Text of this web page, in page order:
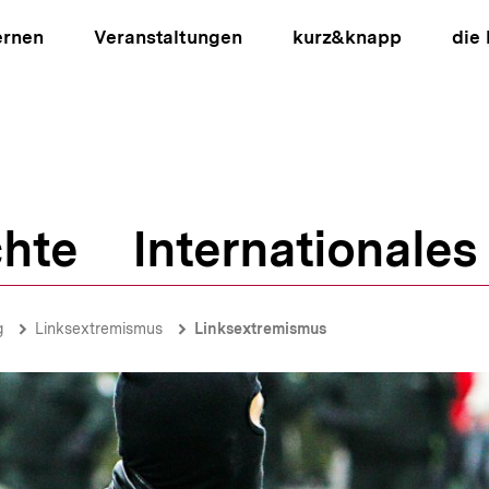
Veranstaltungen kurz&knapp die
Internationales
Linksextremismus Linksextremismus